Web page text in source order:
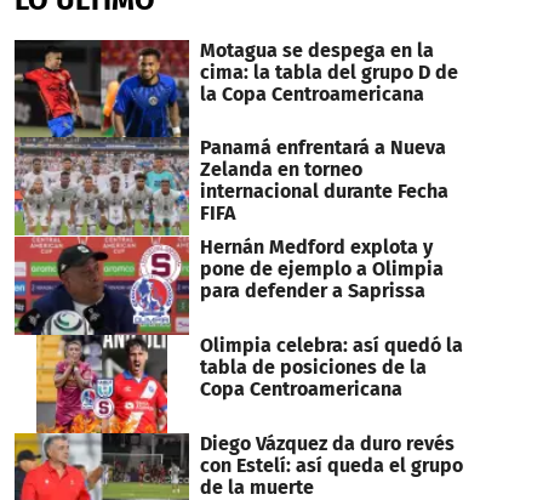
3
17
seconds
Motagua se despega en la
cima: la tabla del grupo D de
la Copa Centroamericana
Panamá enfrentará a Nueva
Zelanda en torneo
internacional durante Fecha
FIFA
Hernán Medford explota y
pone de ejemplo a Olimpia
para defender a Saprissa
Olimpia celebra: así quedó la
tabla de posiciones de la
Copa Centroamericana
Diego Vázquez da duro revés
con Estelí: así queda el grupo
de la muerte